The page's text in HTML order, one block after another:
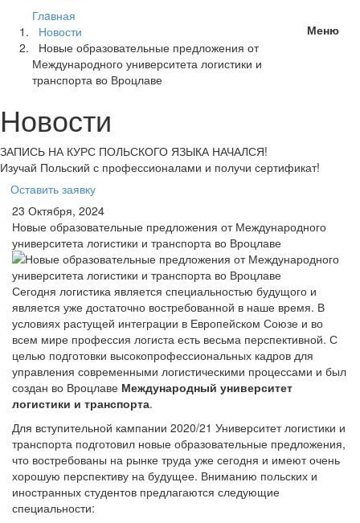
Меню
Глaвная
Новости
Новые образовательные предложения от
Международного университета логистики и
транспорта во Вроцлаве
Новости
ЗАПИСЬ НА КУРС ПОЛЬСКОГО ЯЗЫКА НАЧАЛСЯ!
Изучай Польский с профессионалами и получи сертификат!
Оставить заявку
23 Октября, 2024
Новые образовательные предложения от Международного
университета логистики и транспорта во Вроцлаве
Сегодня логистика является специальностью будущого и
является уже достаточно востребованной в наше время. В
условиях растущей интеграции в Европейском Союзе и во
всем мире профессия логиста есть весьма перспективной. С
целью подготовки высокопрофессиональных кадров для
управления современными логистическими процессами и был
создан во Вроцлаве Международный университет
логистики и транспорта.
Для вступительной кампании 2020/21 Университет логистики и
транспорта подготовил новые образовательные предложения,
что востребованы на рынке труда уже сегодня и имеют очень
хорошую перспективу на будущее. Вниманию польских и
иностранных студентов предлагаются следующие
специальности: